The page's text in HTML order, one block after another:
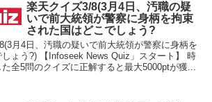
楽天クイズ3/8(3月4日、汚職の疑
いで前大統領が警察に身柄を拘束
された国はどこでしょう?
月4日、汚職の疑いで前大統領が警察に身柄を
ょう?) 【Infoseek News Quiz」スタート】 時
全5問のクイズに正解すると最大5000ptが獲...